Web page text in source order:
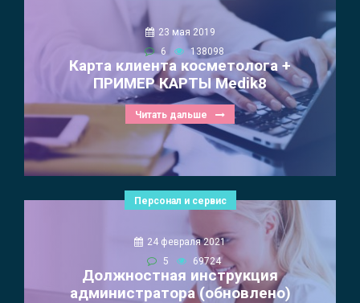
23 мая 2019
6
138098
Карта клиента косметолога +
ПРИМЕР КАРТЫ Medik8
Читать дальше
Персонал и сервис
24 февраля 2021
5
69724
Должностная инструкция
администратора (обновлено)